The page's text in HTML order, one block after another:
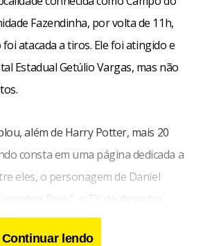
Fazendinha, por volta de 11h,
atacada a tiros. Ele foi atingido e
Estadual Getúlio Vargas, mas não
além de Harry Potter, mais 20
consta em uma página dedicada a
eles, o personagem de Daniel
Boys”, o TK do desenho
o Diego da série “Rebelde”.
Continuar lendo